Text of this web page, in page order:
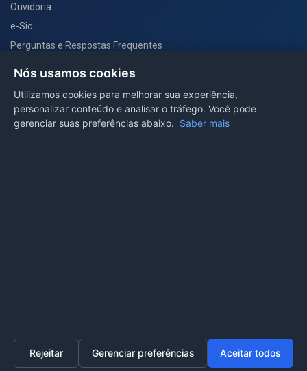
Home Transparência SIC
Ouvidoria
e-Sic
Perguntas e Respostas Frequentes
PORTAL COVID-19
Nós usamos cookies
Utilizamos cookies para melhorar sua experiência,
personalizar conteúdo e analisar o tráfego. Você pode
gerenciar suas preferências abaixo. Saber mais
Rejeitar Gerenciar preferências Aceitar todos